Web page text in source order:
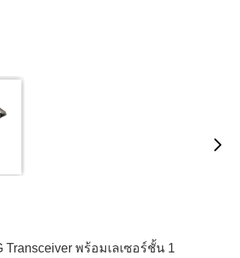
พร้อมเลเซอร์ชั้น 1